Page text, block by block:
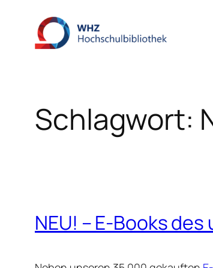
springen
Schlagwort:
NEU! – E-Books